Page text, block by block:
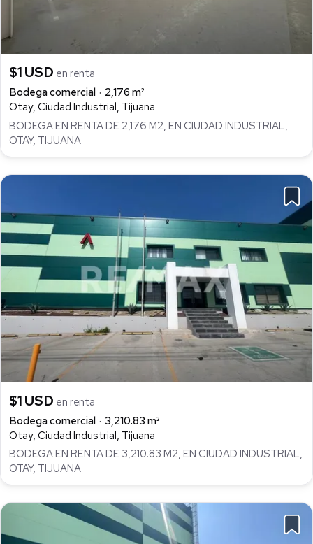
$1 USD en renta
Bodega comercial
2,176 m²
Otay, Ciudad Industrial, Tijuana
BODEGA EN RENTA DE 2,176 M2, EN CIUDAD INDUSTRIAL,
OTAY, TIJUANA
$1 USD en renta
Bodega comercial
3,210.83 m²
Otay, Ciudad Industrial, Tijuana
BODEGA EN RENTA DE 3,210.83 M2, EN CIUDAD INDUSTRIAL,
OTAY, TIJUANA